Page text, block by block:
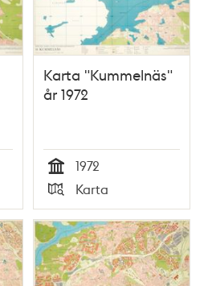
Karta "Kummelnäs"
år 1972
Tid
1972
Typ
Karta